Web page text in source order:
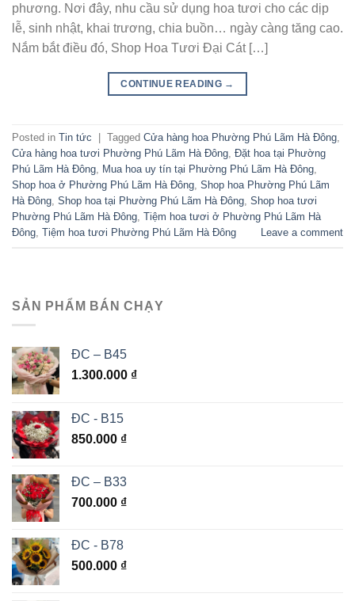
phương. Nơi đây, nhu cầu sử dụng hoa tươi cho các dịp
lễ, sinh nhật, khai trương, chia buồn… ngày càng tăng cao.
Nắm bắt điều đó, Shop Hoa Tươi Đại Cát […]
CONTINUE READING →
Posted in Tin tức Tagged Cửa hàng hoa Phường Phú Lãm Hà Đông
Cửa hàng hoa tươi Phường Phú Lãm Hà Đông Đặt hoa tại Phường
Phú Lãm Hà Đông
Mua hoa uy tín tại Phường Phú Lãm Hà Đông
Shop hoa ở Phường Phú Lãm Hà Đông Shop hoa Phường Phú Lãm
Hà Đông Shop hoa tại Phường Phú Lãm Hà Đông Shop hoa tươi
Phường Phú Lãm Hà Đông Tiệm hoa tươi ở Phường Phú Lãm Hà
Đông Tiệm hoa tươi Phường Phú Lãm Hà Đông Leave a comment
SẢN PHẨM BÁN CHẠY
ĐC – B45
1.300.000 ₫
ĐC - B15
850.000 ₫
ĐC – B33
700.000 ₫
ĐC - B78
500.000 ₫